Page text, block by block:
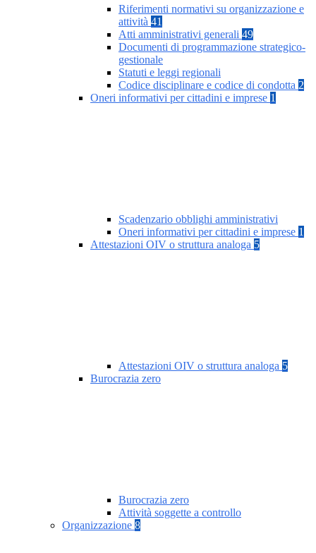
Riferimenti normativi su organizzazione e
attività 41
Atti amministrativi generali 49
Documenti di programmazione strategico-
gestionale
Statuti e leggi regionali
Codice disciplinare e codice di condotta 2
Oneri informativi per cittadini e imprese 1
Scadenzario obblighi amministrativi
Oneri informativi per cittadini e imprese 1
Attestazioni OIV o struttura analoga 5
Attestazioni OIV o struttura analoga 5
Burocrazia zero
Burocrazia zero
Attività soggette a controllo
Organizzazione 8